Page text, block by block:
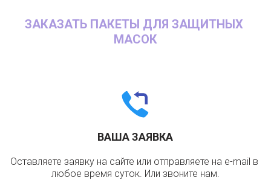
ЗАКАЗАТЬ ПАКЕТЫ ДЛЯ ЗАЩИТНЫХ
МАСОК
ВАША ЗАЯВКА
Оставляете заявку на сайте или отправляете на e-mail в
любое время суток. Или звоните нам.